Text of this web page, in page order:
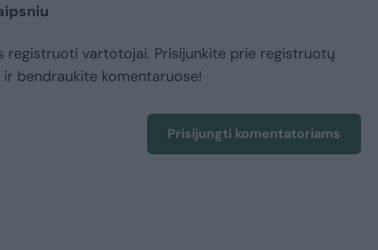
registruoti vartotojai. Prisijunkite prie registruotų
bendraukite komentaruose!
Prisijungti komentatoriams